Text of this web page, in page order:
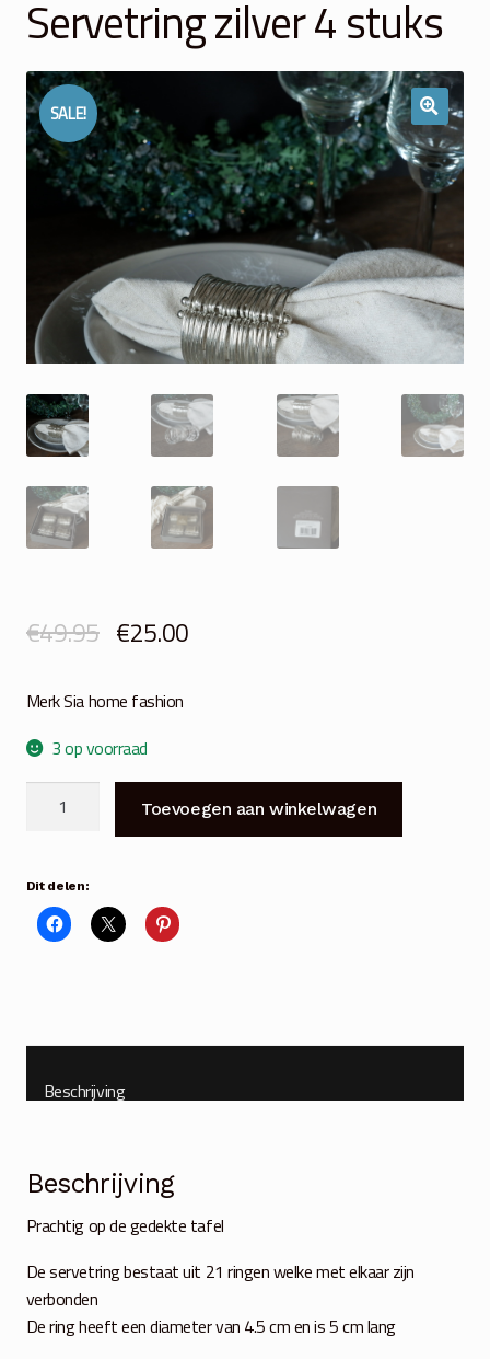
Winkelmand
Over Ons
Veelgestelde vragen
Contact
Servetring zilver 4 stuks
SALE!
€49.95 Oorspronkelijke
was:
€49.95.
€25.00Huidige
Merk Sia home fashion
3 op voorraad
stuks
aantal
Toevoegen aan winkelwagen
Dit delen:
Beschrijving
Beschrijving
Prachtig op de gedekte tafel
De servetring bestaat uit 21 ringen welke met elkaar zijn
verbonden
De ring heeft een diameter van 4.5 cm en is 5 cm lang